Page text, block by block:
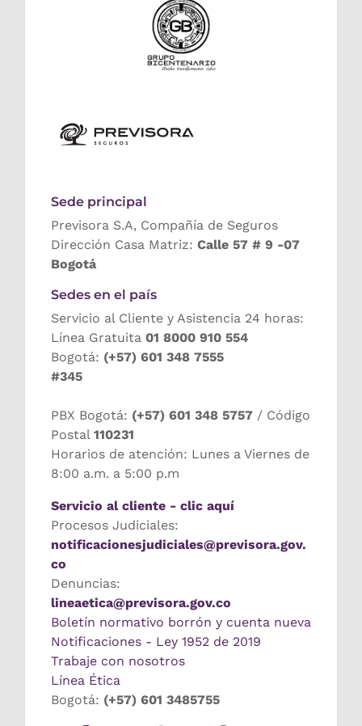
Sede principal
Previsora S.A, Compañía de Seguros
Dirección Casa Matriz: Calle 57 # 9 -07
Bogotá
Sedes en el país
Servicio al Cliente y Asistencia 24 horas:
Línea Gratuita 01 8000 910 554
Bogotá: (+57) 601 348 7555
#345
PBX Bogotá: (+57) 601 348 5757 / Código
Postal 110231
Horarios de atención: Lunes a Viernes de
8:00 a.m. a 5:00 p.m
Servicio al cliente - clic aquí
Procesos Judiciales:
notificacionesjudiciales@previsora.gov.
co
Denuncias:
lineaetica@previsora.gov.co
Boletín normativo borrón y cuenta nueva
Notificaciones - Ley 1952 de 2019
Trabaje con nosotros
Línea Ética
Bogotá: (+57) 601 3485755